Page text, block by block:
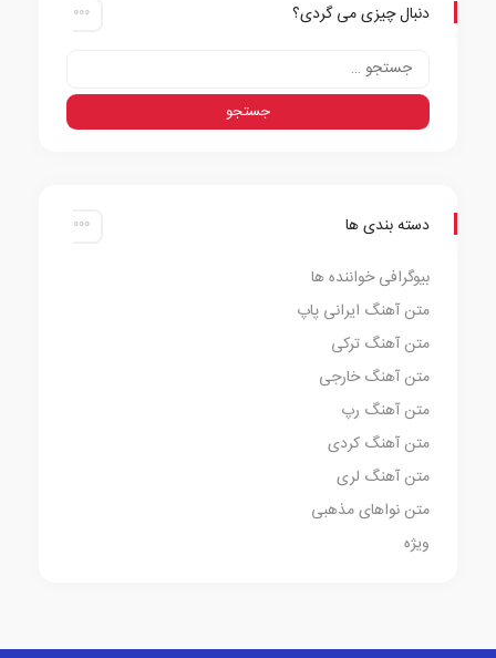
دنبال چیزی می گردی؟
دسته بندی ها
بیوگرافی خواننده ها
متن آهنگ ایرانی پاپ
متن آهنگ ترکی
متن آهنگ خارجی
متن آهنگ رپ
متن آهنگ کردی
متن آهنگ لری
متن نواهای مذهبی
ویژه